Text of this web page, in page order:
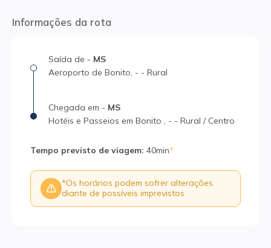
Informações da rota
Saída de - MS
Aeroporto de Bonito - - Rural
Chegada em - MS
Hotéis e Passeios em Bonito
- - Rural / Centro
Tempo previsto de viagem: 40min*
*Os horários podem sofrer alterações
diante de possíveis imprevistos